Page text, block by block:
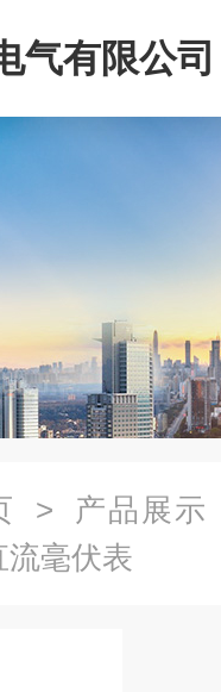
气有限公司
> 产品展示
流毫伏表